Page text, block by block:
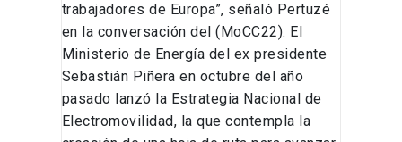
trabajadores de Europa”, señaló Pertuzé
en la conversación del (MoCC22). El
Ministerio de Energía del ex presidente
Sebastián Piñera en octubre del año
pasado lanzó la Estrategia Nacional de
Electromovilidad, la que contempla la